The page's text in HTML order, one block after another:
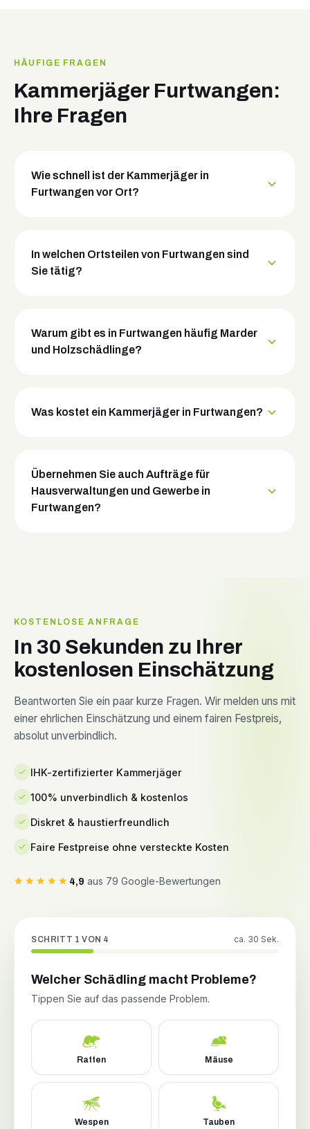
HÄUFIGE FRAGEN
Kammerjäger Furtwangen:
Ihre Fragen
Wie schnell ist der Kammerjäger in
Furtwangen vor Ort?
In welchen Ortsteilen von Furtwangen sind
Sie tätig?
Warum gibt es in Furtwangen häufig Marder
und Holzschädlinge?
Was kostet ein Kammerjäger in Furtwangen?
Übernehmen Sie auch Aufträge für
Hausverwaltungen und Gewerbe in
Furtwangen?
KOSTENLOSE ANFRAGE
In 30 Sekunden zu Ihrer
kostenlosen Einschätzung
Beantworten Sie ein paar kurze Fragen. Wir melden uns mit
einer ehrlichen Einschätzung und einem fairen Festpreis,
absolut unverbindlich.
IHK-zertifizierter Kammerjäger
100% unverbindlich & kostenlos
Diskret & haustierfreundlich
Faire Festpreise ohne versteckte Kosten
4,9 aus 79 Google-Bewertungen
SCHRITT 1 VON 4 ca. 30 Sek.
Welcher Schädling macht Probleme?
Tippen Sie auf das passende Problem.
Ratten Mäuse
Wespen Tauben